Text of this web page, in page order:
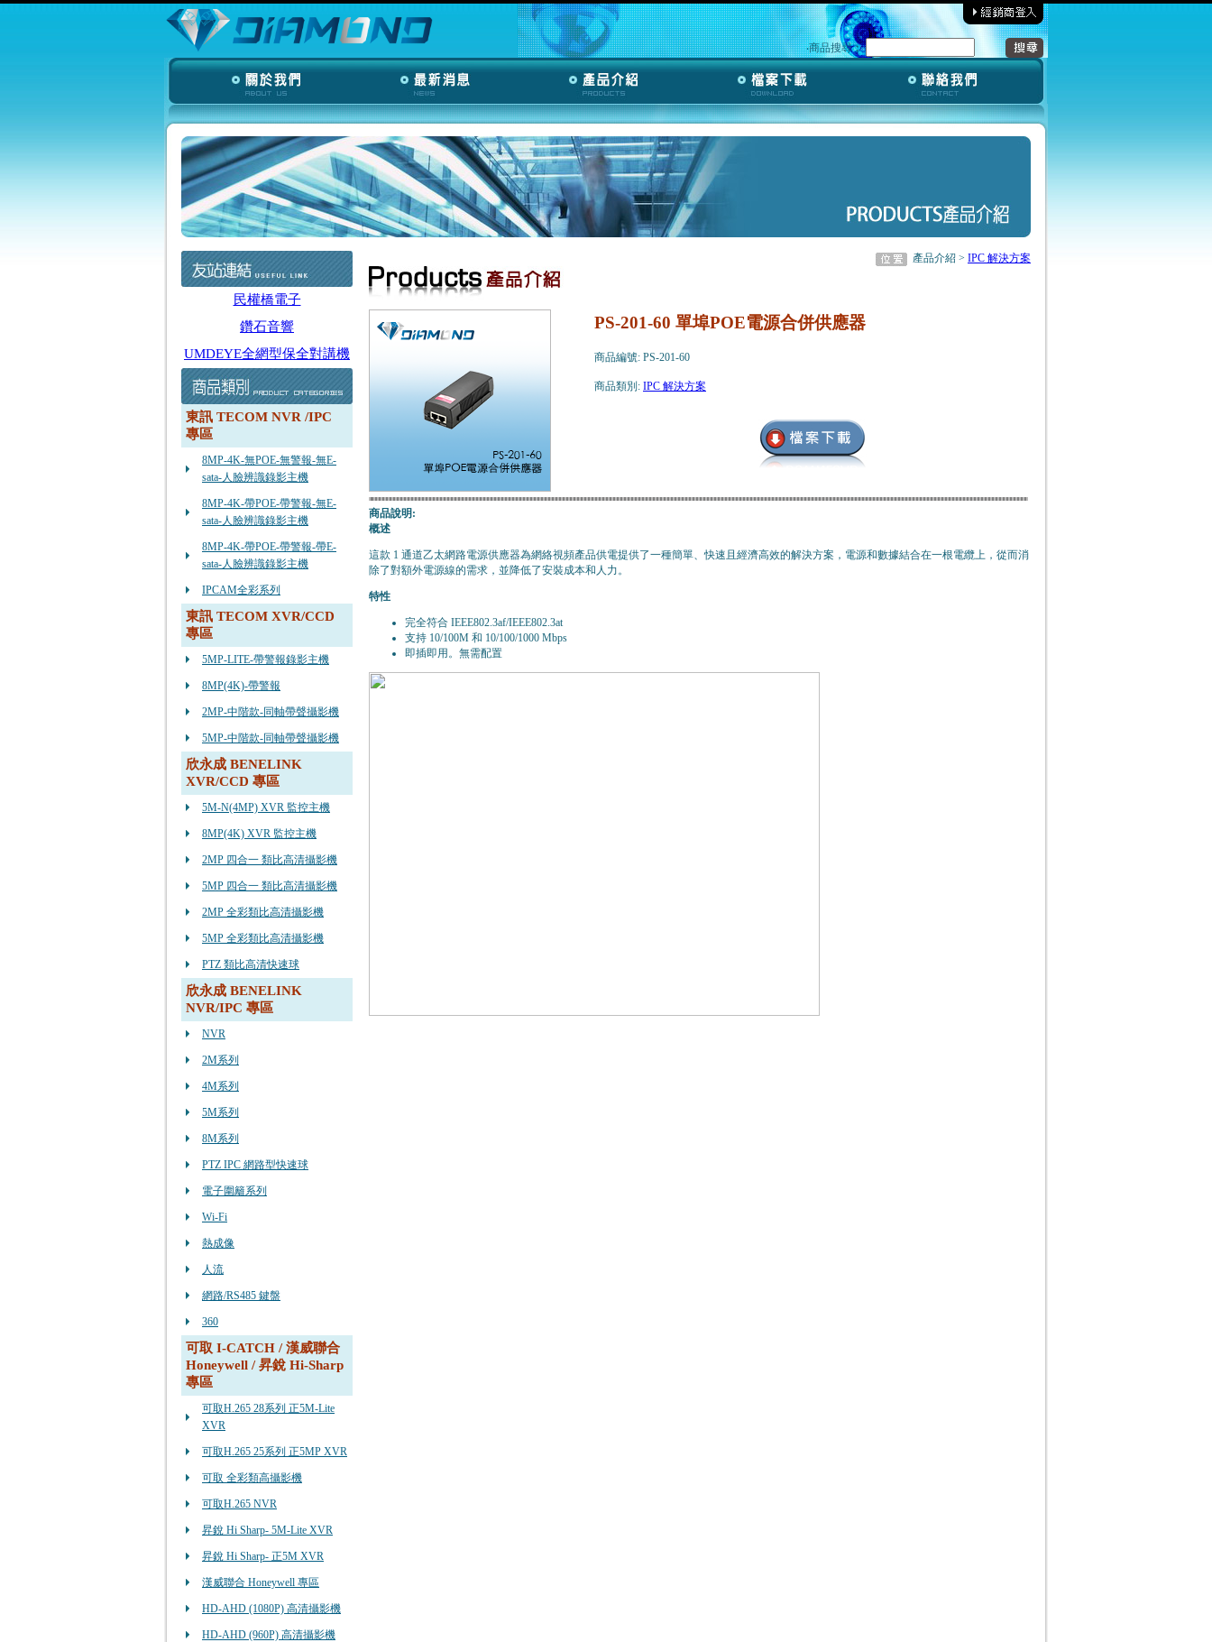
‧商品搜尋︰
民權橋電子
鑽石音響
UMDEYE全網型保全對講機
東訊 TECOM NVR /IPC
專區
8MP-4K-無POE-無警報-無E-
sata-人臉辨識錄影主機
8MP-4K-帶POE-帶警報-無E-
sata-人臉辨識錄影主機
8MP-4K-帶POE-帶警報-帶E-
sata-人臉辨識錄影主機
IPCAM全彩系列
東訊 TECOM XVR/CCD
專區
5MP-LITE-帶警報錄影主機
8MP(4K)-帶警報
2MP-中階款-同軸帶聲攝影機
5MP-中階款-同軸帶聲攝影機
欣永成 BENELINK
XVR/CCD 專區
5M-N(4MP) XVR 監控主機
8MP(4K) XVR 監控主機
2MP 四合一 類比高清攝影機
5MP 四合一 類比高清攝影機
2MP 全彩類比高清攝影機
5MP 全彩類比高清攝影機
PTZ 類比高清快速球
欣永成 BENELINK
NVR/IPC 專區
NVR
2M系列
4M系列
5M系列
8M系列
PTZ IPC 網路型快速球
電子圍籬系列
Wi-Fi
熱成像
人流
網路/RS485 鍵盤
360
可取 I-CATCH / 漢威聯合
Honeywell / 昇銳 Hi-Sharp
專區
可取H.265 28系列 正5M-Lite
XVR
可取H.265 25系列 正5MP XVR
可取 全彩類高攝影機
可取H.265 NVR
昇銳 Hi Sharp- 5M-Lite XVR
昇銳 Hi Sharp- 正5M XVR
漢威聯合 Honeywell 專區
HD-AHD (1080P) 高清攝影機
HD-AHD (960P) 高清攝影機
產品介紹 > IPC 解決方案
PS-201-60 單埠POE電源合併供應器
商品編號: PS-201-60
商品類別: IPC 解決方案
商品說明:
概述
這款 1 通道乙太網路電源供應器為網絡視頻產品供電提供了一種簡單、快速且經濟高效的解決方案，電源和數據結合在一根電纜上，從而消
除了對額外電源線的需求，並降低了安裝成本和人力。
特性
完全符合 IEEE802.3af/IEEE802.3at
支持 10/100M 和 10/100/1000 Mbps
即插即用。無需配置